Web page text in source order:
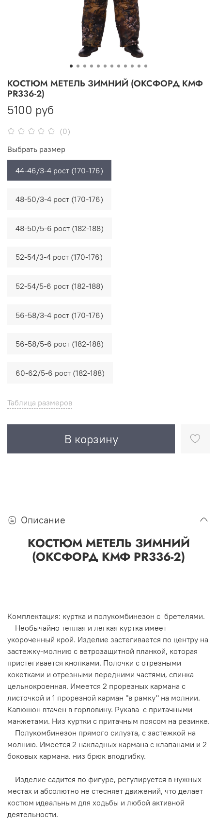
(0)
КОСТЮМ МЕТЕЛЬ ЗИМНИЙ (ОКСФОРД КМФ
PR336-2)
5100 руб
Таблица размеров
В корзину
Выбрать размер
44-46/3-4 рост (170-176)
48-50/3-4 рост (170-176)
48-50/5-6 рост (182-188)
52-54/3-4 рост (170-176)
52-54/5-6 рост (182-188)
56-58/3-4 рост (170-176)
56-58/5-6 рост (182-188)
60-62/5-6 рост (182-188)
Описание
КОСТЮМ МЕТЕЛЬ ЗИМНИЙ
(ОКСФОРД КМФ PR336-2)
Комплектация: куртка и полукомбинезон с бретелями.
Необычайно теплая и легкая куртка имеет
укороченный крой. Изделие застегивается по центру на
застежку-молнию с ветрозащитной планкой, которая
пристегивается кнопками. Полочки с отрезными
кокетками и отрезными передними частями, спинка
цельнокроенная. Имеется 2 прорезных кармана с
листочкой и 1 прорезной карман "в рамку" на молнии.
Капюшон втачен в горловину. Рукава с притачными
манжетами. Низ куртки с притачным поясом на резинке.
Полукомбинезон прямого силуэта, с застежкой на
молнию. Имеется 2 накладных кармана с клапанами и 2
боковых кармана. низ брюк вподгибку.
Изделие садится по фигуре, регулируется в нужных
местах и абсолютно не стесняет движений, что делает
костюм идеальным для ходьбы и любой активной
деятельности.